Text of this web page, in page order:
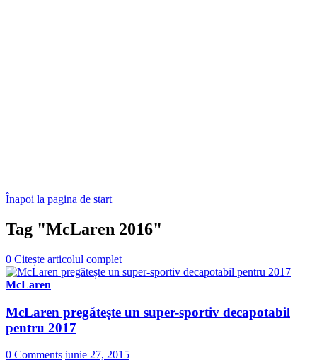
Înapoi la pagina de start
Tag "McLaren 2016"
0 Citește articolul complet
McLaren
McLaren pregătește un super-sportiv decapotabil
pentru 2017
0 Comments iunie 27, 2015